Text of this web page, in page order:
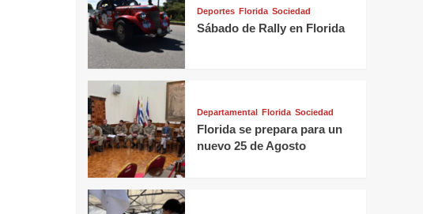
Deportes Florida Sociedad
Sábado de Rally en Florida
Departamental Florida Sociedad
Florida se prepara para un
nuevo 25 de Agosto